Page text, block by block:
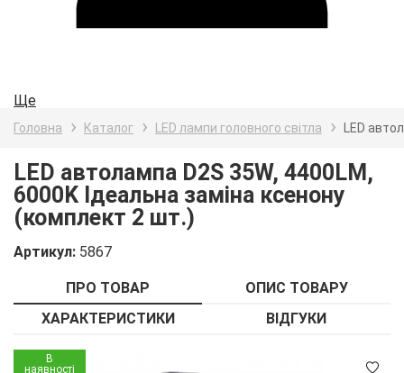
Ще
Головна Каталог LED лампи головного світла LED
LED автолампа D2S 35W, 4400LM,
6000K Ідеальна заміна ксенону
(комплект 2 шт.)
Артикул: 5867
ПРО ТОВАР
ОПИС ТОВАРУ
ХАРАКТЕРИСТИКИ
ВІДГУКИ
Детальніше
В
наявності